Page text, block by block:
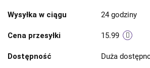
Wysyłka w ciągu 24 godziny
Cena przesyłki 15.99
Dostępność Duża